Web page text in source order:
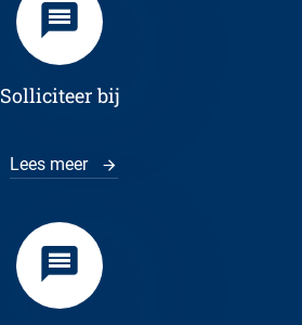
Solliciteer bij
Lees meer